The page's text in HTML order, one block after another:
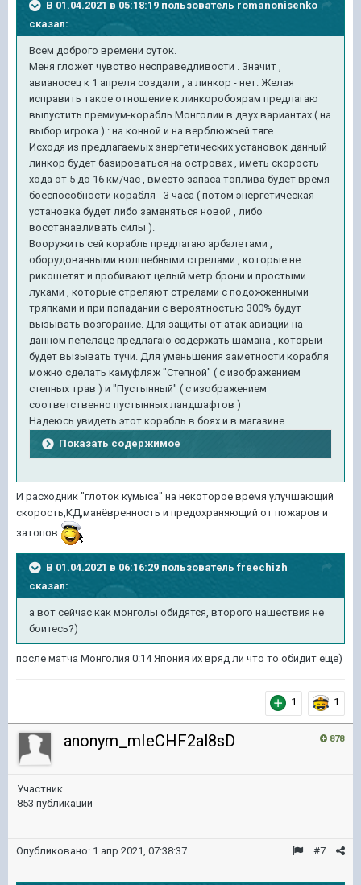
В 01.04.2021 в 05:18:19 пользователь romanonisenko
сказал:
Всем доброго времени суток.
Меня гложет чувство несправедливости . Значит ,
авианосец к 1 апреля создали , а линкор - нет. Желая
исправить такое отношение к линкоробоярам предлагаю
выпустить премиум-корабль Монголии в двух вариантах ( на
выбор игрока ) : на конной и на верблюжьей тяге.
Исходя из предлагаемых энергетических установок данный
линкор будет базироваться на островах , иметь скорость
хода от 5 до 16 км/час , вместо запаса топлива будет время
боеспособности корабля - 3 часа ( потом энергетическая
установка будет либо заменяться новой , либо
восстанавливать силы ).
Вооружить сей корабль предлагаю арбалетами ,
оборудованными волшебными стрелами , которые не
рикошетят и пробивают целый метр брони и простыми
луками , которые стреляют стрелами с подожженными
тряпками и при попадании с вероятностью 300% будут
вызывать возгорание. Для защиты от атак авиации на
данном пепелаце предлагаю содержать шамана , который
будет вызывать тучи. Для уменьшения заметности корабля
можно сделать камуфляж "Степной" ( с изображением
степных трав ) и "Пустынный" ( с изображением
соответственно пустынных ландшафтов )
Надеюсь увидеть этот корабль в боях и в магазине.
Показать содержимое
И расходник "глоток кумыса" на некоторое время улучшающий
скорость,КД,манёвренность и предохраняющий от пожаров и
затопов
В 01.04.2021 в 06:16:29 пользователь freechizh
сказал:
а вот сейчас как монголы обидятся, второго нашествия не
боитесь?)
после матча Монголия 0:14 Япония их вряд ли что то обидит ещё)
1 1
878
anonym_mIeCHF2al8sD
Участник
853 публикации
#7
Опубликовано: 1 апр 2021, 07:38:37